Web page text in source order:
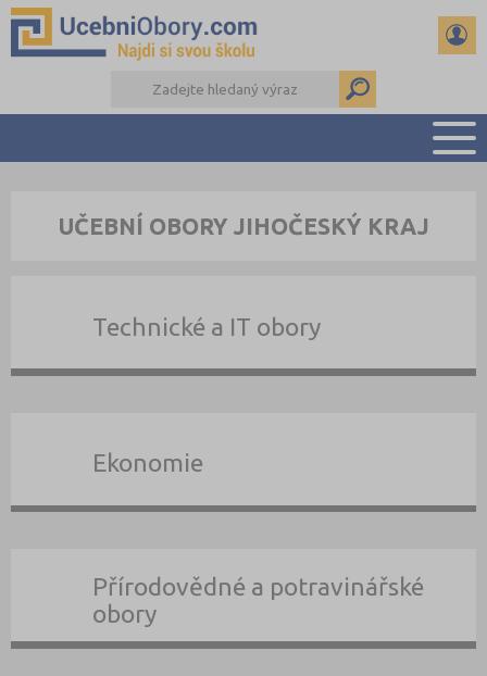
PŘÍPRAVA NA PŘIJÍMAČKY
DALŠÍ DRUHY ŠKOL
UČEBNÍ OBORY JIHOČESKÝ KRAJ
Technické a IT obory
Ekonomie
Přírodovědné a potravinářské
obory